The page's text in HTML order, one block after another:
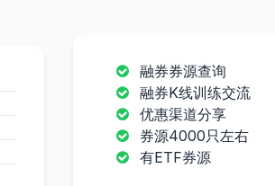
融券券源查询
融券K线训练交流
优惠渠道分享
券源4000只左右
有ETF券源